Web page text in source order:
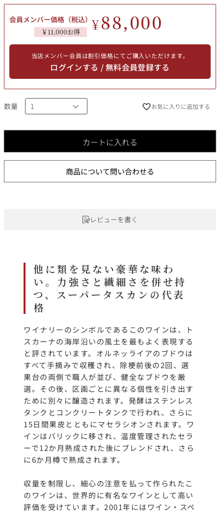
オーパス・ワン
スクリーミング・
イーグル
会員メンバー価格（税込）
￥11,000お得 ¥88,000
当店メンバー会員は割引価格にてご購入いただけます。
ログインする / 無料会員登録する
お気に入りに追加する
数量
カートに入れる
商品について問い合わせる
レビューを書く
他に類を見ない豪華な味わ
い。力強さと繊細さを併せ持
つ、スーパータスカンの代表
格
ワイナリーのシンボルであるこのワインは、ト
スカーナの海岸沿いの風土を最もよく表現する
と評されています。オルネッライアのブドウは
すべて手摘みで収穫され、除梗前後の2回、選
果台の両側で職人が並び、健全なブドウを厳
選。その後、区画ごとに異なる個性を引き出す
ために別々に醸造されます。発酵はステンレス
タンクとコンクリートタンクで行われ、さらに
15日間果皮とともにマセラシオンされます。ワ
インはバリックに移され、温度管理されたセラ
ーで12か月熟成された後にブレンドされ、さら
に6か月樽で熟成されます。
収量を制限し、細心の注意を払って作られたこ
のワインは、世界的に有名なワインとして高い
評価を受けています。2001年にはワイン・スペ